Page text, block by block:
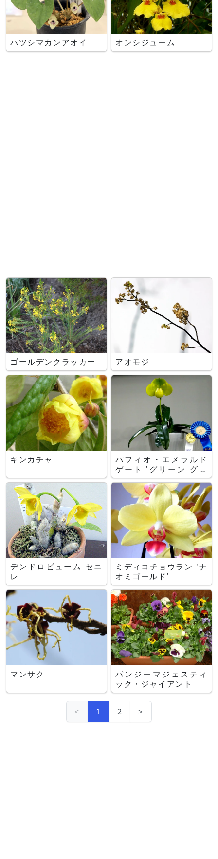
ハツシマカンアオイ オンシジューム
ゴールデンクラッカー アオモジ
キンカチャ
パフィオ・エメラルド
ゲート 'グリーン グロ
ーブ'
デンドロビューム セニ
レ
ミディコチョウラン 'ナ
オミゴールド'
マンサク
パンジーマジェスティ
ック・ジャイアント
< 1 2 >